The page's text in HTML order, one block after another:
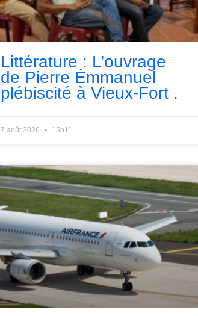
Littérature : L’ouvrage
de Pierre Émmanuel
plébiscité à Vieux-Fort .
7 août 2026 15h11